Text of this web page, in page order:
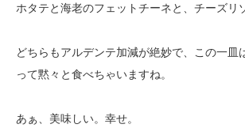
ホタテと海老のフェットチーネと、チーズリ
どちらもアルデンテ加減が絶妙で、この一皿
って黙々と食べちゃいますね。
あぁ、美味しい。幸せ。